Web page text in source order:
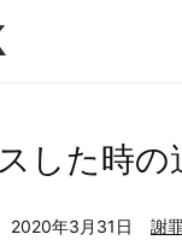
した時の
2020年3月31日 謝